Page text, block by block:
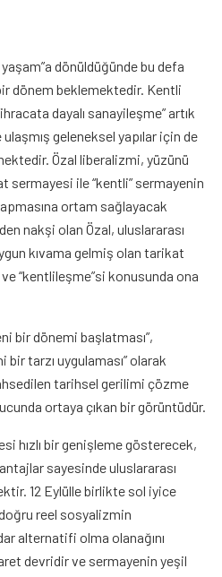
dönüldüğünde bu defa
dönem beklemektedir. Kentli
dayalı sanayileşme” artık
geleneksel yapılar için de
Özal liberalizmi, yüzünü
sermayesi ile “kentli” sermayenin
ortam sağlayacak
nakşi olan Özal, uluslararası
kıvama gelmiş olan tarikat
“kentlileşme”si konusunda ona
bir dönemi başlatması”,
bir tarzı uygulaması” olarak
tarihsel gerilimi çözme
ortaya çıkan bir görüntüdür.
hızlı bir genişleme gösterecek,
sayesinde uluslararası
12 Eylülle birlikte sol iyice
reel sosyalizmin
alternatifi olma olanağını
devridir ve sermayenin yeşil